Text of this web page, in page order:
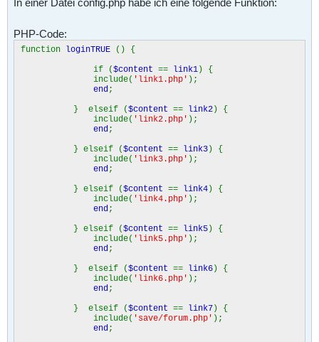
PHP-Code:
function loginTRUE
() {
if ($content == link1) {
include( 'link1.php' );
end ;
} elseif ($content == link2) {
include( 'link2.php' );
end ;
} elseif ($content == link3) {
include( 'link3.php' );
end ;
} elseif ($content == link4) {
include( 'link4.php' );
end ;
} elseif ($content == link5) {
include( 'link5.php' );
end ;
} elseif ($content == link6) {
include( 'link6.php' );
end ;
} elseif ($content == link7) {
include( 'save/forum.php' );
end ;